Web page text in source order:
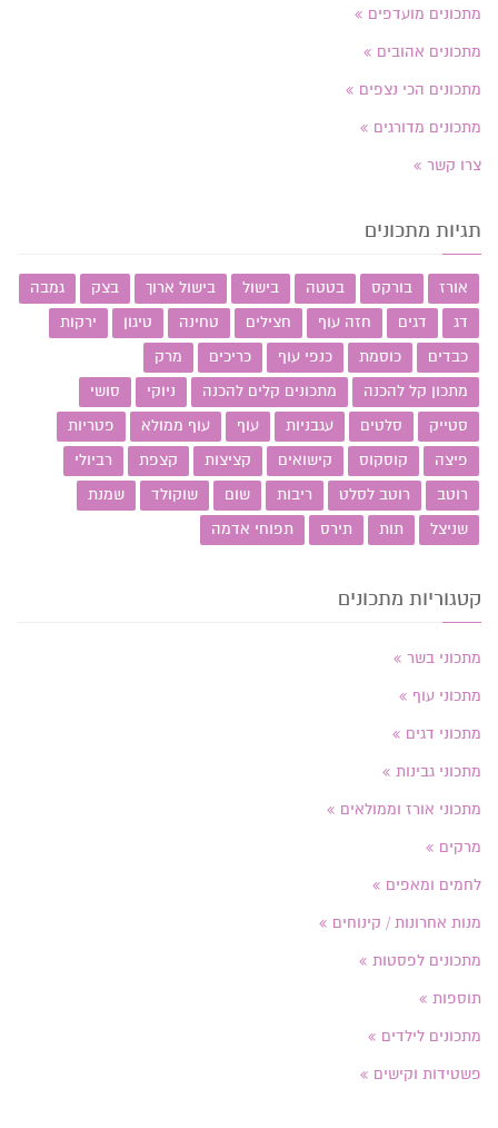
מתכונים מועדפים
מתכונים אהובים
מתכונים הכי נצפים
מתכונים מדורגים
צרו קשר
תגיות מתכונים
אורז בורקס בטטה בישול בישול ארוך בצק
גמבה
דג
דגים חזה עוף חצילים טחינה טיגון
ירקות
כבדים
כוסמת כנפי עוף כריכים
מרק
מתכון קל להכנה
מתכונים קלים להכנה ניוקי
סושי
סטייק
סלטים עגבניות עוף עוף ממולא
פטריות
פיצה
קוסקוס קישואים קציצות קצפת
רביולי
רוטב
רוטב לסלט ריבות שום שוקולד
שמנת
שניצל
תות תירס תפוחי אדמה
קטגוריות מתכונים
מתכוני בשר
מתכוני עוף
מתכוני דגים
מתכוני גבינות
מתכוני אורז וממולאים
מרקים
לחמים ומאפים
מנות אחרונות / קינוחים
מתכונים לפסטות
תוספות
מתכונים לילדים
פשטידות וקישים